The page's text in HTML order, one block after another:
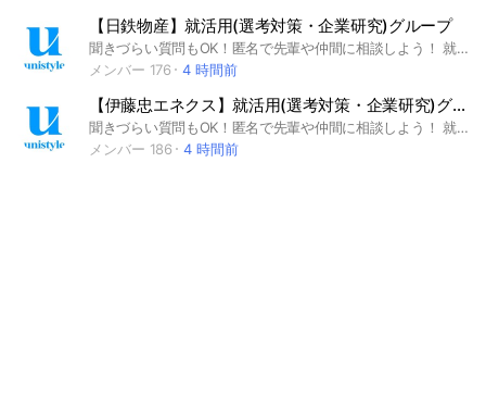
【日鉄物産】就活用(選考対策・企業研究)グループ
聞きづらい質問もOK！匿名で先輩や仲間に相談しよう！ 就活サイトunistyleが運営する日鉄物産の就活情報(選考対策/企業研究)共有グループです。 #就活 #日鉄物産 #コンサル業界 #インターンシップ #本選考 #unistyle #ユニスタイル #面接 #採用 #内定 #ES #エントリーシート #自己分析 #業界研究 #企業研究 #自己PR #ガクチカ #学生時代頑張ったこと #志何望動機 #webテスト #ウェブテスト #GD #グループディスカッション #グルディス #OB訪問 #企業選び #就活対策 #就活準備 #大手企業 #日系企業 ▼unistyleが運営するコンサルのオプチャグループ▼ メタルワン / 伊藤忠丸紅鉄鋼（MISI) / 阪和興業 / 日鉄物産 / 豊島 / 岩谷産業 / JFE商事 / 長瀬産業 / 兼松 / 岡谷鋼機 / 三菱食品 / 伊藤忠食品 / 山善 / 伊藤忠エネクス / 日本アクセス / PALTAC（パルタック） / 三井食品 / ユアサ商事 / 加藤産業 / マクニカ / あらた / 全日空商事 / 帝人フロンティア / 住友商事グローバルメタルズ / 蝶理 / UACJ(旧 古河スカイ) / 豊通マテリアル ▼日鉄物産の企業研究はこちらから▼ https://x.gd/TAhDq
メンバー 176
4 時間前
【伊藤忠エネクス】就活用(選考対策・企業研究)グループ
聞きづらい質問もOK！匿名で先輩や仲間に相談しよう！ 就活サイトunistyleが運営する伊藤忠エネクスの就活情報(選考対策/企業研究)共有グループです。 #就活 #伊藤忠エネクス #専門商社業界 #インターンシップ #本選考 #unistyle #ユニスタイル #面接 #採用 #内定 #ES #エントリーシート #自己分析 #業界研究 #企業研究 #自己PR #ガクチカ #学生時代頑張ったこと #志何望動機 #webテスト #ウェブテスト #GD #グループディスカッション #グルディス #OB訪問 #企業選び #就活対策 #就活準備 #大手企業 #日系企業 ▼unistyleが運営する専門商社のオプチャグループ▼ メタルワン / 伊藤忠丸紅鉄鋼（MISI) / 阪和興業 / 日鉄物産 / 豊島 / 岩谷産業 / JFE商事 / 長瀬産業 / 兼松 / 岡谷鋼機 / 三菱食品 / 伊藤忠食品 / 山善 / 伊藤忠エネクス / 日本アクセス / PALTAC（パルタック） / 三井食品 / ユアサ商事 / 加藤産業 / マクニカ / あらた / 全日空商事 / 帝人フロンティア / 住友商事グローバルメタルズ / 蝶理 / UACJ(旧 古河スカイ) / 豊通マテリアル ▼伊藤忠エネクスの企業研究はこちらから▼ https://x.gd/oAqaz
メンバー 186
4 時間前